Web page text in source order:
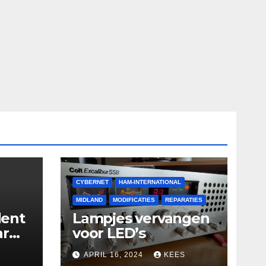
CYBERNET HAM-INTERNATIONAL
MIDLAND MODIFICATIES REPARATIES
Lampjes vervangen
voor LED’s
APRIL 16, 2024 KEES